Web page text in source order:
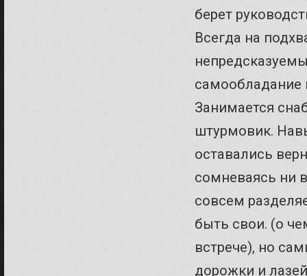
берет
Всегда на
самообладание
Занимается
штурмовик.
оставались
сомневаясь ни
совсем
быть свои. (о
встрече), но
дорожки и